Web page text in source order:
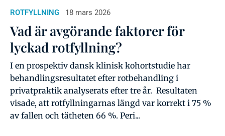
ROTFYLLNING 18 mars 2026
Vad är avgörande faktorer för
lyckad rotfyllning?
I en prospektiv dansk klinisk kohortstudie har
behandlingsresultatet efter rotbehandling i
privatpraktik analyserats efter tre år. Resultaten
visade, att rotfyllningarnas längd var korrekt i 75 %
av fallen och tätheten 66 %. Peri...